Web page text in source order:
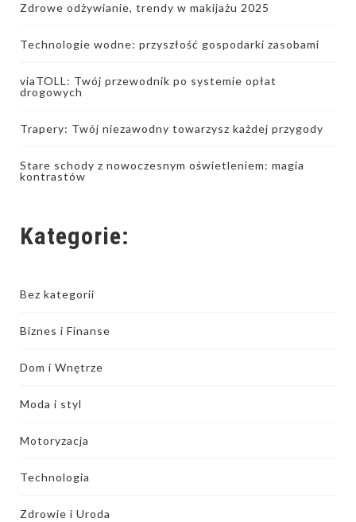
Zdrowe odżywianie, trendy w makijażu 2025
Technologie wodne: przyszłość gospodarki zasobami
viaTOLL: Twój przewodnik po systemie opłat
drogowych
Trapery: Twój niezawodny towarzysz każdej przygody
Stare schody z nowoczesnym oświetleniem: magia
kontrastów
Kategorie:
Bez kategorii
Biznes i Finanse
Dom i Wnętrze
Moda i styl
Motoryzacja
Technologia
Zdrowie i Uroda